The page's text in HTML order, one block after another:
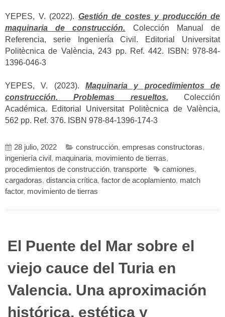
YEPES, V. (2022). Gestión de costes y producción de
maquinaria de construcción. Colección Manual de
Referencia, serie Ingeniería Civil. Editorial Universitat
Politècnica de València, 243 pp. Ref. 442. ISBN: 978-84-
1396-046-3
YEPES, V. (2023). Maquinaria y procedimientos de
construcción. Problemas resueltos. Colección
Académica. Editorial Universitat Politècnica de València,
562 pp. Ref. 376. ISBN 978-84-1396-174-3
28 julio, 2022 construcción, empresas constructoras,
ingeniería civil , maquinaria, movimiento de tierras,
procedimientos de construcción, transporte camiones,
cargadoras, distancia crítica, factor de acoplamiento, match
factor, movimiento de tierras
El Puente del Mar sobre el
viejo cauce del Turia en
Valencia. Una aproximación
histórica, estética y